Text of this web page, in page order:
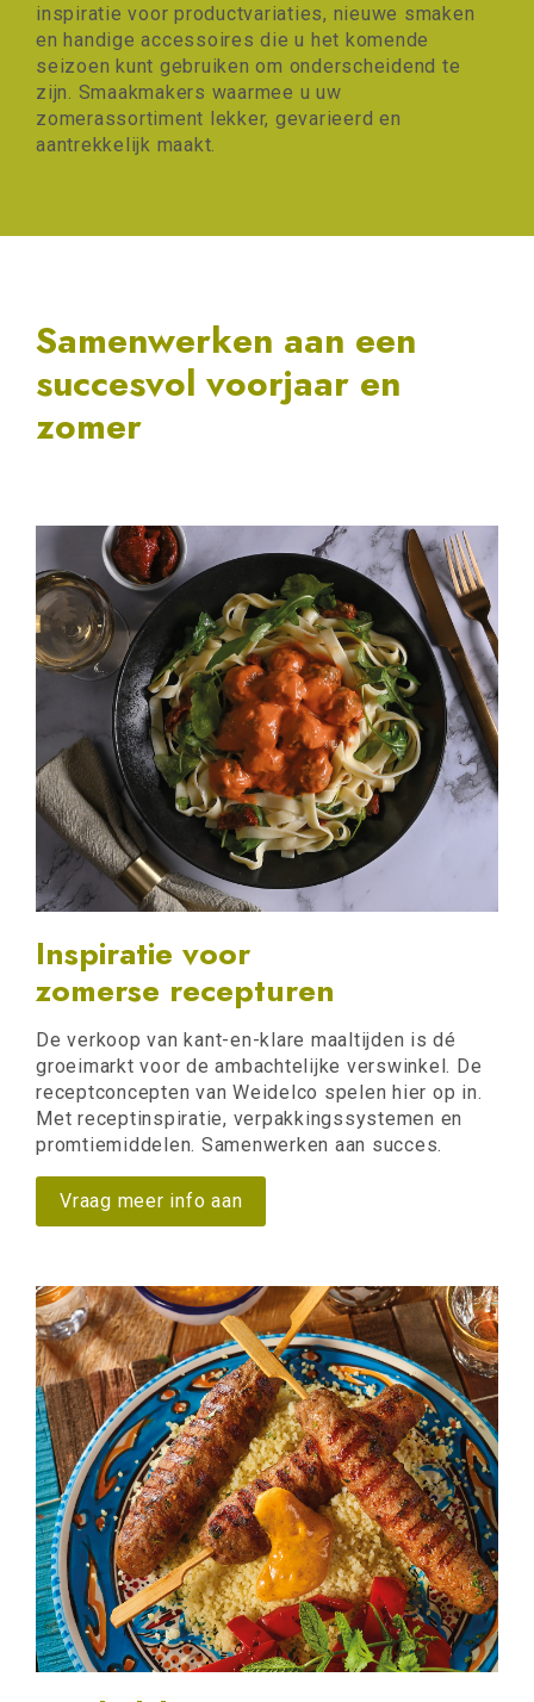
inspiratie voor productvariaties, nieuwe smaken
en handige accessoires die u het komende
seizoen kunt gebruiken om onderscheidend te
zijn. Smaakmakers waarmee u uw
zomerassortiment lekker, gevarieerd en
aantrekkelijk maakt.
Samenwerken aan een
succesvol voorjaar en
zomer
Inspiratie voor
zomerse recepturen
De verkoop van kant-en-klare maaltijden is dé
groeimarkt voor de ambachtelijke verswinkel. De
receptconcepten van Weidelco spelen hier op in.
Met receptinspiratie, verpakkingssystemen en
promtiemiddelen. Samenwerken aan succes.
Vraag meer info aan